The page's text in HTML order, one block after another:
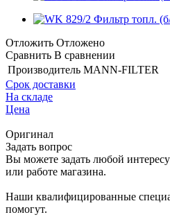
Отложить Отложено
Сравнить В сравнении
Производитель MANN-FILTER
Срок доставки
На складе
Цена
Оригинал
Задать вопрос
Вы можете задать любой
или работе магазина.
Наши квалифицированные
помогут.